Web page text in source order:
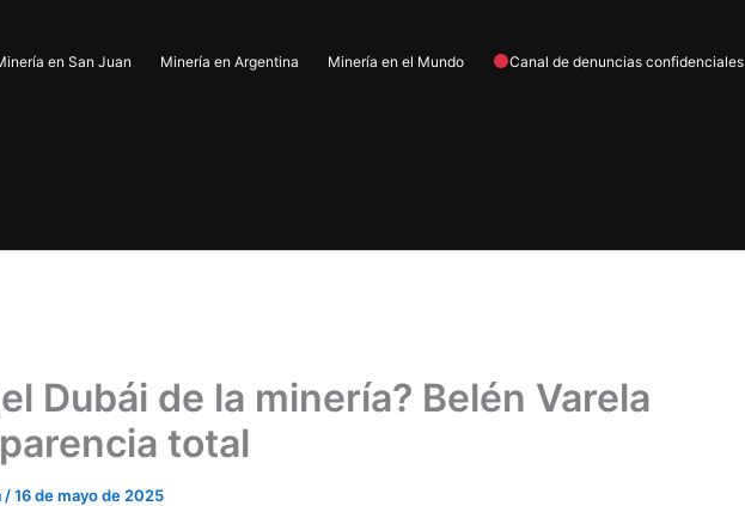
en San Juan Minería en Argentina Minería en el Mundo Canal de denuncias confidenciales
Dubái de la minería? Belén Varela
total
/16 de mayo de 2025